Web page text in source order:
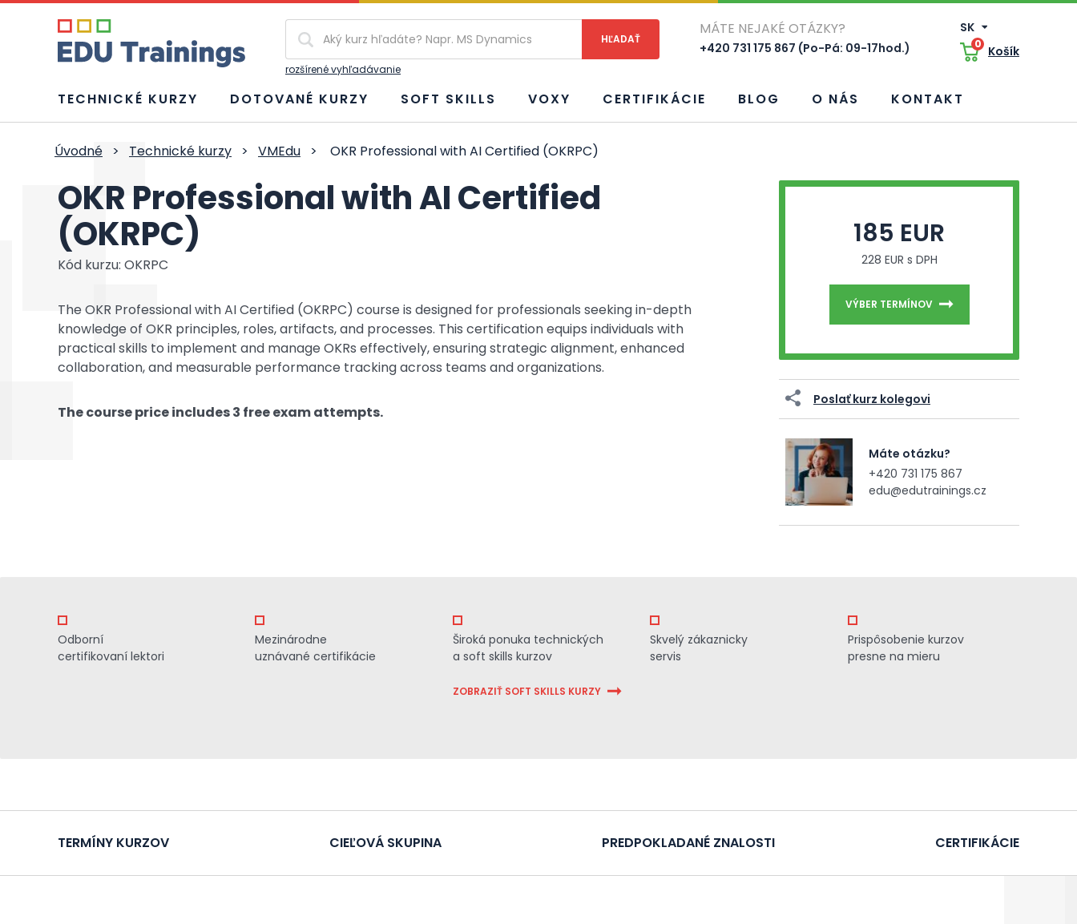
rozšírené vyhľadávanie
MÁTE NEJAKÉ OTÁZKY?
+420 731 175 867 (Po-Pá: 09-17hod.)
SK
0 Košík
TECHNICKÉ KURZY DOTOVANÉ KURZY SOFT SKILLS VOXY CERTIFIKÁCIE BLOG O NÁS KONTAKT
Úvodné > Technické kurzy > VMEdu > OKR Professional with AI Certified (OKRPC)
OKR Professional with AI Certified
(OKRPC)
Kód kurzu: OKRPC
The OKR Professional with AI Certified (OKRPC) course is designed for professionals seeking in-depth
knowledge of OKR principles, roles, artifacts, and processes. This certification equips individuals with
practical skills to implement and manage OKRs effectively, ensuring strategic alignment, enhanced
collaboration, and measurable performance tracking across teams and organizations.
The course price includes 3 free exam attempts.
185 EUR
228 EUR s DPH
VÝBER TERMÍNOV
Poslať kurz kolegovi
Máte otázku?
+420 731 175 867
edu@edutrainings.cz
Odborní
certifikovaní lektori
Mezinárodne
uznávané certifikácie
Široká ponuka technických
a soft skills kurzov
ZOBRAZIŤ SOFT SKILLS KURZY
Skvelý zákaznicky
servis
Prispôsobenie kurzov
presne na mieru
TERMÍNY KURZOV CIEĽOVÁ SKUPINA PREDPOKLADANÉ ZNALOSTI CERTIFIKÁCIE